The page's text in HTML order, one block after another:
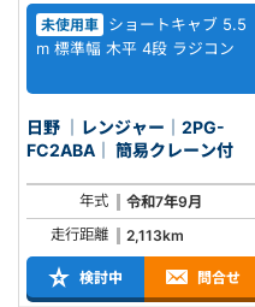
未使用車
ショートキャブ 5.5
m 標準幅 木平 4段 ラジコン
日野 ｜レンジャー｜2PG-
FC2ABA｜ 簡易クレーン付
年式
令和7年9月
走行距離
2,113km
検討中 問合せ